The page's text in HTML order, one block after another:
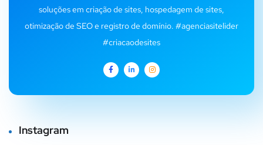
soluções em criação de sites, hospedagem de sites,
otimização de SEO e registro de domínio. #agenciasitelider
#criacaodesites
Instagram